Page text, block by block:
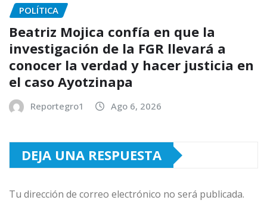
POLÍTICA
Beatriz Mojica confía en que la
investigación de la FGR llevará a
conocer la verdad y hacer justicia en
el caso Ayotzinapa
Reportegro1 Ago 6, 2026
DEJA UNA RESPUESTA
Tu dirección de correo electrónico no será publicada.